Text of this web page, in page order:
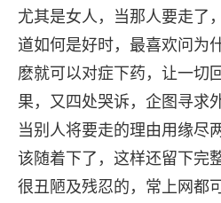
尤其是女人，当那人要走了
道如何是好时，最喜欢问为
麽就可以对症下药，让一切
果，又四处哭诉，企图寻求
当别人将要走的理由用缘尽
该随着下了，这样还留下完
很丑陋及残忍的，常上网都